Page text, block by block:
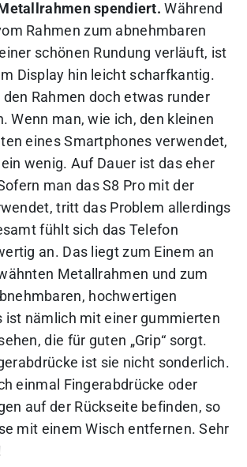
spendiert. Während
Rahmen zum abnehmbaren
schönen Rundung verläuft, ist
Display hin leicht scharfkantig.
Rahmen doch etwas runder
Wenn man, wie ich, den kleinen
eines Smartphones verwendet,
wenig. Auf Dauer ist das eher
man das S8 Pro mit der
tritt das Problem allerdings
fühlt sich das Telefon
an. Das liegt zum Einem an
Metallrahmen und zum
hochwertigen
ist nämlich mit einer gummierten
die für guten „Grip“ sorgt.
ist sie nicht sonderlich.
einmal Fingerabdrücke oder
auf der Rückseite befinden, so
mit einem Wisch entfernen. Sehr